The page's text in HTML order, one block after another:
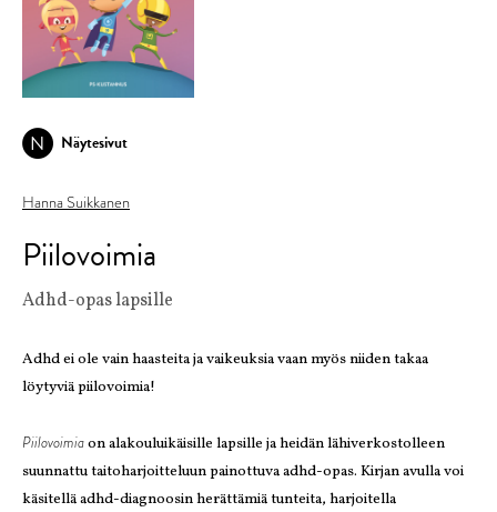
N Näytesivut
Hanna Suikkanen
Piilovoimia
Adhd-opas lapsille
Adhd ei ole vain haasteita ja vaikeuksia vaan myös niiden takaa
löytyviä piilovoimia!
Piilovoimiaon alakouluikäisille lapsille ja heidän lähiverkostolleen
suunnattu taitoharjoitteluun painottuva adhd-opas. Kirjan avulla voi
käsitellä adhd-diagnoosin herättämiä tunteita, harjoitella